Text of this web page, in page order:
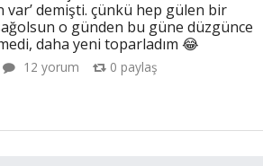
var’ demişti. çünkü hep gülen bir
o günden bu güne düzgünce
daha yeni toparladım 😂
12 yorum 0 paylaş